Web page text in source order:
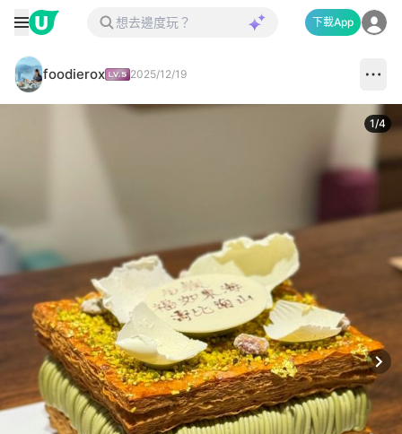
下載App
foodierox 2025/12/19
1/4